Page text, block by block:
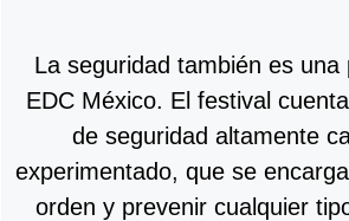
La seguridad también es una
EDC México. El festival
de seguridad altamente
experimentado, que se
orden y prevenir cualquier